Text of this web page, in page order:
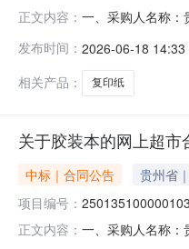
正文内容： 一、采购人名称：
务办公适用打印
发布时间： 2026-06-18 14:33
相关产品：
复印纸
关于胶装本的网上超市
中标｜合同公告 贵州省
项目编号：
正文内容： 一、采购人名称：